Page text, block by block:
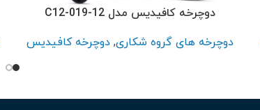
دوچرخه کافیدیس مدل C12-019-12
دوچرخه های گروه شکاری,دوچرخه کافیدیس